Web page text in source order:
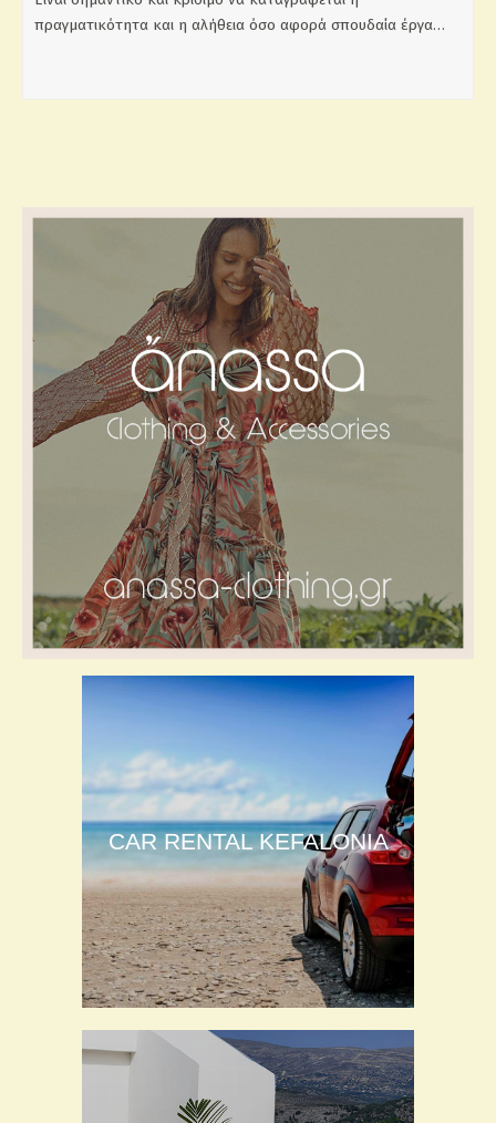
πραγματικότητα και η αλήθεια όσο αφορά σπουδαία έργα…
CAR RENTAL KEFALONIA